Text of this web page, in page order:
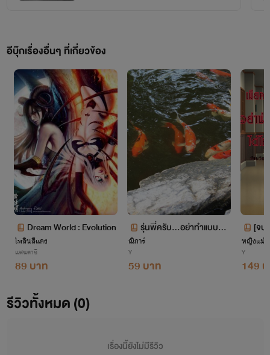
อีบุ๊กเรื่องอื่นๆ ที่เกี่ยวข้อง
Dream World : Evolution
ไพลินสีแดง
แฟนตาซี
89 บาท
รุ่นพี่ครับ...อย่าทำแบบนี้กั
ณิการ์
Y
59 บาท
[จบ
ได้ไ
หญิงแม่
Y
149
รีวิวทั้งหมด (0)
เรื่องนี้ยังไม่มีรีวิว